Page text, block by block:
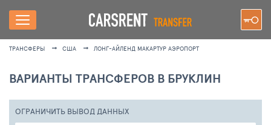
ТРАНСФЕРЫ США ЛОНГ-АЙЛЕНД МАКАРТУР AЭРОПОРТ
ВАРИАНТЫ ТРАНСФЕРОВ В БРУКЛИН
ОГРАНИЧИТЬ ВЫВОД ДАННЫХ